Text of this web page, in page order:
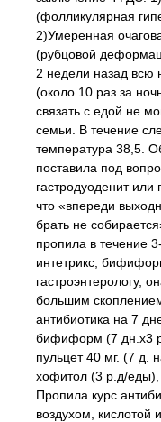
(фолликулярная
2)Умеренная
(рубцовой
2 недели назад всю
(около 10 раз за
связать с едой не
семьи. В течение
температура 38,5.
поставила под
гастродуоденит
что «впереди
брать не
пропила в течение
интетрикс,
гастроэнтерологу,
большим
антибиотика на 7
бифиформ (7 дн.х3
пульцет 40 мг. (7 д.
хофитол (3 р.д/еды),
Пропила курс
воздухом, кислотой